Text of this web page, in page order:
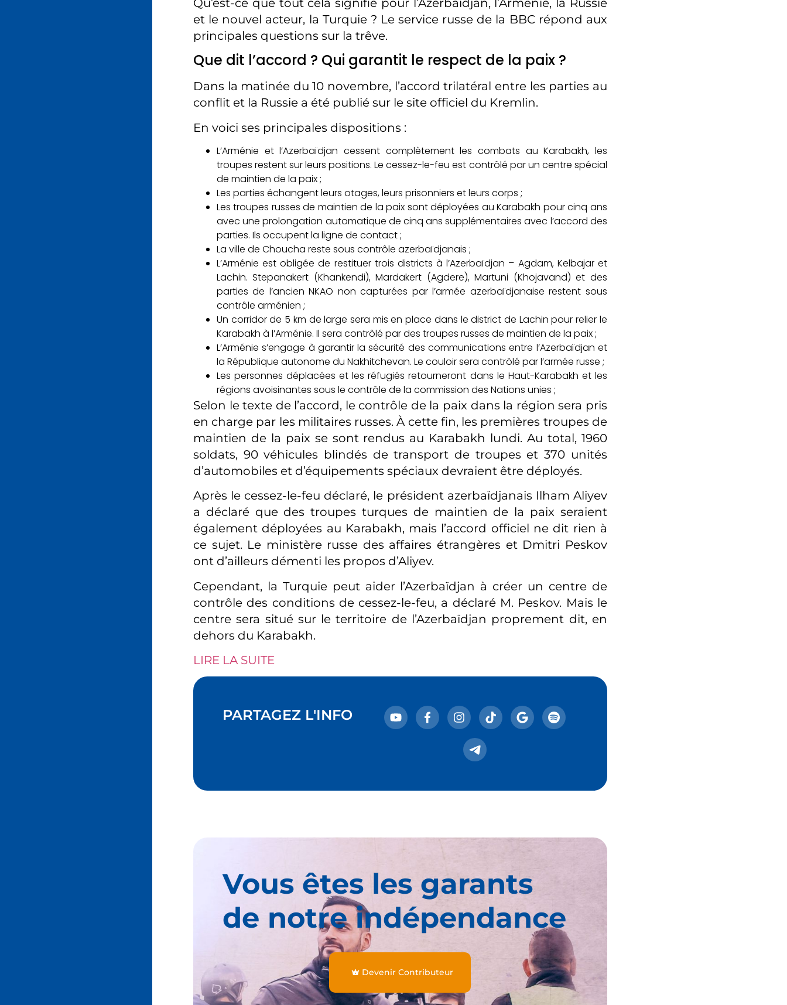
et le nouvel acteur, la Turquie ? Le service russe de la BBC répond aux
principales questions sur la trêve.
Que dit l’accord ? Qui garantit le respect de la paix ?
Dans la matinée du 10 novembre, l’accord trilatéral entre les parties au
conflit et la Russie a été publié sur le site officiel du Kremlin.
En voici ses principales dispositions :
L’Arménie et l’Azerbaïdjan cessent complètement les combats au Karabakh, les
troupes restent sur leurs positions. Le cessez-le-feu est contrôlé par un centre spécial
de maintien de la paix ;
Les parties échangent leurs otages, leurs prisonniers et leurs corps ;
Les troupes russes de maintien de la paix sont déployées au Karabakh pour cinq ans
avec une prolongation automatique de cinq ans supplémentaires avec l’accord des
parties. Ils occupent la ligne de contact ;
La ville de Choucha reste sous contrôle azerbaïdjanais ;
L’Arménie est obligée de restituer trois districts à l’Azerbaïdjan – Agdam, Kelbajar et
Lachin. Stepanakert (Khankendi), Mardakert (Agdere), Martuni (Khojavand) et des
parties de l’ancien NKAO non capturées par l’armée azerbaïdjanaise restent sous
contrôle arménien ;
Un corridor de 5 km de large sera mis en place dans le district de Lachin pour relier le
Karabakh à l’Arménie. Il sera contrôlé par des troupes russes de maintien de la paix ;
L’Arménie s’engage à garantir la sécurité des communications entre l’Azerbaïdjan et
la République autonome du Nakhitchevan. Le couloir sera contrôlé par l’armée russe ;
Les personnes déplacées et les réfugiés retourneront dans le Haut-Karabakh et les
régions avoisinantes sous le contrôle de la commission des Nations unies ;
Selon le texte de l’accord, le contrôle de la paix dans la région sera pris
en charge par les militaires russes. À cette fin, les premières troupes de
maintien de la paix se sont rendus au Karabakh lundi. Au total, 1960
soldats, 90 véhicules blindés de transport de troupes et 370 unités
d’automobiles et d’équipements spéciaux devraient être déployés.
Après le cessez-le-feu déclaré, le président azerbaïdjanais Ilham Aliyev
a déclaré que des troupes turques de maintien de la paix seraient
également déployées au Karabakh, mais l’accord officiel ne dit rien à
ce sujet. Le ministère russe des affaires étrangères et Dmitri Peskov
ont d’ailleurs démenti les propos d’Aliyev.
Cependant, la Turquie peut aider l’Azerbaïdjan à créer un centre de
contrôle des conditions de cessez-le-feu, a déclaré M. Peskov. Mais le
centre sera situé sur le territoire de l’Azerbaïdjan proprement dit, en
dehors du Karabakh.
LIRE LA SUITE
PARTAGEZ L'INFO
Vous êtes les garants
de notre indépendance
Devenir Contributeur